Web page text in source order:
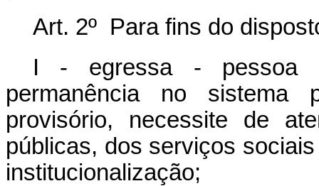
Art. 2º Para fins do
I - egressa - pessoa
permanência no sistema
provisório, necessite de
públicas, dos serviços
institucionalização;